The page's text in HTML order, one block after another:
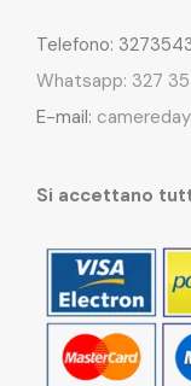
Telefono:
Whatsapp: 327
E-mail:
Si accettano